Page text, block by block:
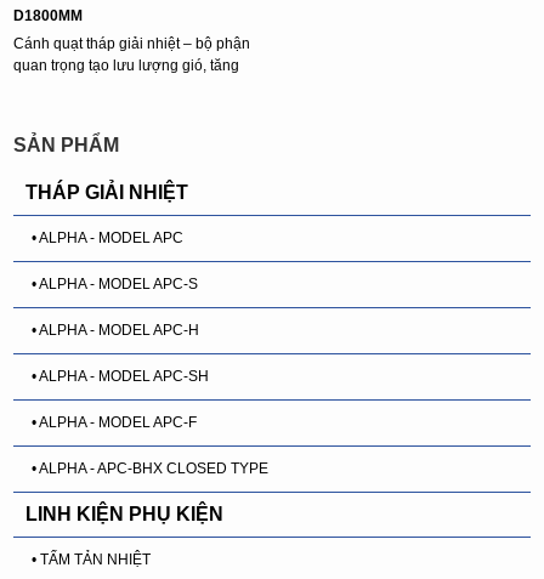
D1800MM
Cánh quạt tháp giải nhiệt – bộ phận
quan trọng tạo lưu lượng gió, tăng
SẢN PHẨM
THÁP GIẢI NHIỆT
• ALPHA - MODEL APC
• ALPHA - MODEL APC-S
• ALPHA - MODEL APC-H
• ALPHA - MODEL APC-SH
• ALPHA - MODEL APC-F
• ALPHA - APC-BHX CLOSED TYPE
LINH KIỆN PHỤ KIỆN
• TẤM TẢN NHIỆT